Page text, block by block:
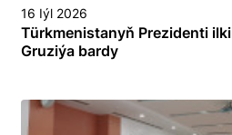
16 Iýl 2026
Türkmenistanyň Prezidenti
Gruziýa bardy